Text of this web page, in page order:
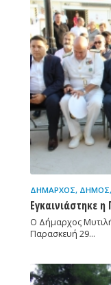
ΔΉΜΑΡΧΟΣ, ΔΉΜΟΣ,
Εγκαινιάστηκε
Ο Δήμαρχος
Παρασκευή 29…